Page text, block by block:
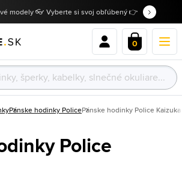
modely 👓 Vyberte si svoj obľúbený 👉
0
Pánske hodinky PolicePánske hodinky Police Kaizuka
Police